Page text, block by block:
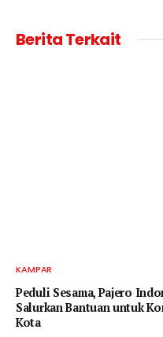
Berita Terkait
KAMPAR
Peduli Sesama, Pajero
Salurkan Bantuan untuk
Kota